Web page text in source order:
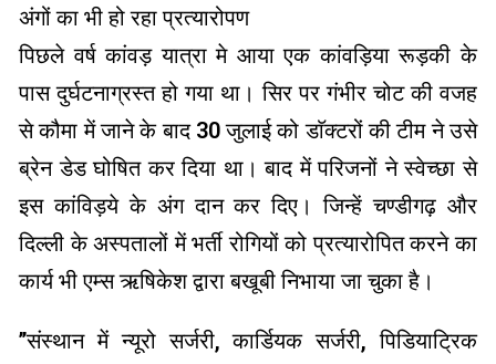
अंगों का भी हो रहा प्रत्यारोपण
पिछले वर्ष कांवड़ यात्रा मे आया एक कांवड़िया रूड़की के
पास दुर्घटनाग्रस्त हो गया था। सिर पर गंभीर चोट की वजह
से कौमा में जाने के बाद 30 जुलाई को डाॅक्टरों की टीम ने उसे
ब्रेन डेड घोषित कर दिया था। बाद में परिजनों ने स्वेच्छा से
इस कांविड़ये के अंग दान कर दिए। जिन्हें चण्डीगढ़ और
दिल्ली के अस्पतालों में भर्ती रोगियों को प्रत्यारोपित करने का
कार्य भी एम्स ऋषिकेश द्वारा बखूबी निभाया जा चुका है।
’’संस्थान में न्यूरो सर्जरी, कार्डियक सर्जरी, पिडियाट्रिक